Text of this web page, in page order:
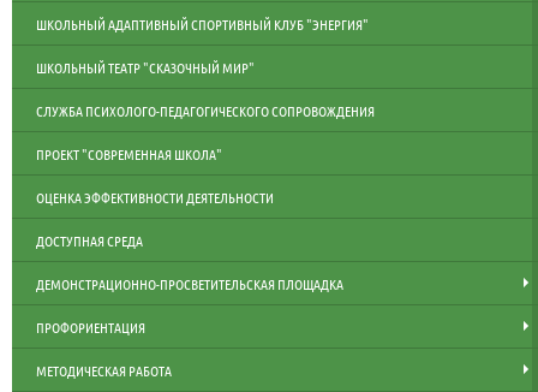
ШКОЛЬНЫЙ АДАПТИВНЫЙ СПОРТИВНЫЙ КЛУБ "ЭНЕРГИЯ"
ШКОЛЬНЫЙ ТЕАТР "СКАЗОЧНЫЙ МИР"
СЛУЖБА ПСИХОЛОГО-ПЕДАГОГИЧЕСКОГО СОПРОВОЖДЕНИЯ
ПРОЕКТ "СОВРЕМЕННАЯ ШКОЛА"
ОЦЕНКА ЭФФЕКТИВНОСТИ ДЕЯТЕЛЬНОСТИ
ДОСТУПНАЯ СРЕДА
ДЕМОНСТРАЦИОННО-ПРОСВЕТИТЕЛЬСКАЯ ПЛОЩАДКА
ПРОФОРИЕНТАЦИЯ
МЕТОДИЧЕСКАЯ РАБОТА